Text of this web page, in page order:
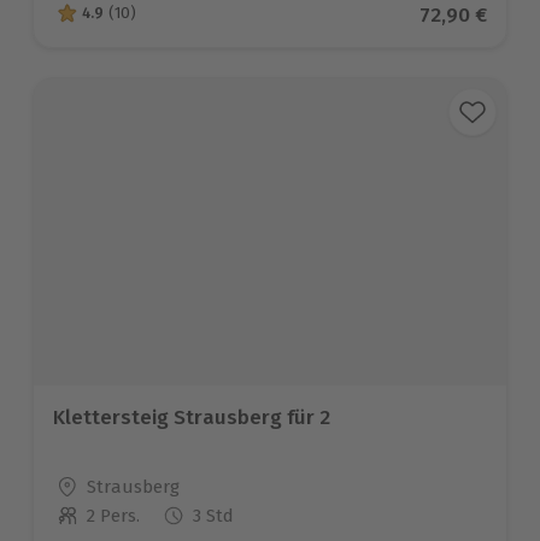
4.9 von 5 Sternen basierend auf 10 Bewertungen
4.9 (10) Aktueller
72,90 €
Klettersteig Strausberg für 2
Standort
Strausberg
Anzahl der Teilnehmer
2 Pers. 3 Std